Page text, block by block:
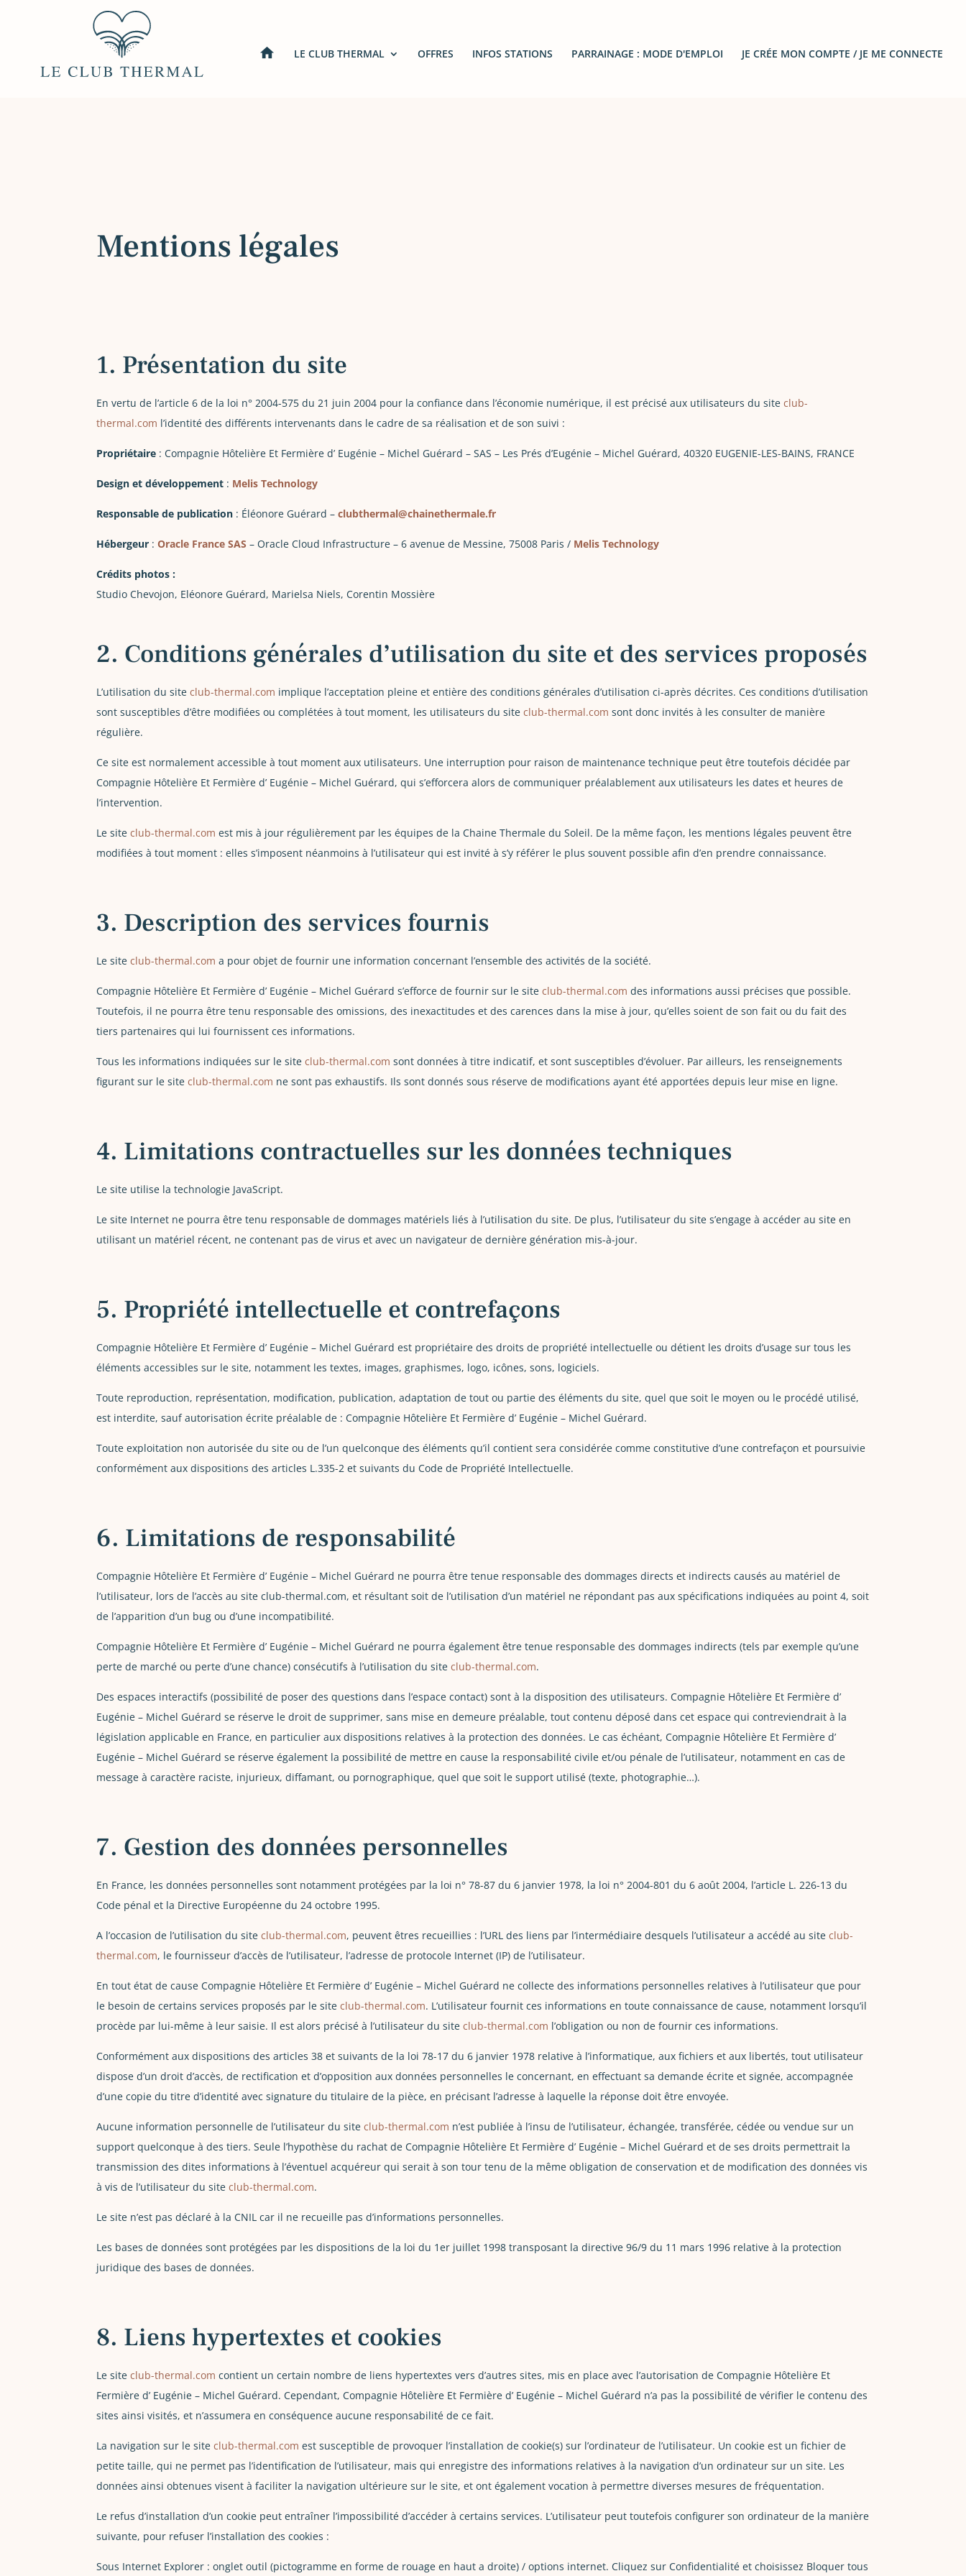
home LE CLUB THERMAL OFFRES INFOS STATIONS PARRAINAGE : MODE D'EMPLOI JE CRÉE MON COMPTE / JE ME CONNECTE
Mentions légales
1. Présentation du site
En vertu de l’article 6 de la loi n° 2004-575 du 21 juin 2004 pour la confiance dans l’économie numérique, il est précisé aux utilisateurs du site club-
thermal.com l’identité des différents intervenants dans le cadre de sa réalisation et de son suivi :
Propriétaire : Compagnie Hôtelière Et Fermière d’ Eugénie – Michel Guérard – SAS – Les Prés d’Eugénie – Michel Guérard, 40320 EUGENIE-LES-BAINS, FRANCE
Design et développement : Melis Technology
Responsable de publication : Éléonore Guérard –clubthermal@chainethermale.fr
Hébergeur : Oracle France SAS – Oracle Cloud Infrastructure – 6 avenue de Messine, 75008 Paris / Melis Technology
Crédits photos :
Studio Chevojon, Eléonore Guérard, Marielsa Niels, Corentin Mossière
2. Conditions générales d’utilisation du site et des services proposés
L’utilisation du siteclub-thermal.com implique l’acceptation pleine et entière des conditions générales d’utilisation ci-après décrites. Ces conditions d’utilisation
sont susceptibles d’être modifiées ou complétées à tout moment, les utilisateurs du siteclub-thermal.com sont donc invités à les consulter de manière
régulière.
Ce site est normalement accessible à tout moment aux utilisateurs. Une interruption pour raison de maintenance technique peut être toutefois décidée par
Compagnie Hôtelière Et Fermière d’ Eugénie – Michel Guérard, qui s’efforcera alors de communiquer préalablement aux utilisateurs les dates et heures de
l’intervention.
Le siteclub-thermal.com est mis à jour régulièrement par les équipes de la Chaine Thermale du Soleil. De la même façon, les mentions légales peuvent être
modifiées à tout moment : elles s’imposent néanmoins à l’utilisateur qui est invité à s’y référer le plus souvent possible afin d’en prendre connaissance.
3. Description des services fournis
Le siteclub-thermal.com a pour objet de fournir une information concernant l’ensemble des activités de la société.
Compagnie Hôtelière Et Fermière d’ Eugénie – Michel Guérard s’efforce de fournir sur le site club-thermal.com des informations aussi précises que possible.
Toutefois, il ne pourra être tenu responsable des omissions, des inexactitudes et des carences dans la mise à jour, qu’elles soient de son fait ou du fait des
tiers partenaires qui lui fournissent ces informations.
Tous les informations indiquées sur le siteclub-thermal.com sont données à titre indicatif, et sont susceptibles d’évoluer. Par ailleurs, les renseignements
figurant sur le siteclub-thermal.com ne sont pas exhaustifs. Ils sont donnés sous réserve de modifications ayant été apportées depuis leur mise en ligne.
4. Limitations contractuelles sur les données techniques
Le site utilise la technologie JavaScript.
Le site Internet ne pourra être tenu responsable de dommages matériels liés à l’utilisation du site. De plus, l’utilisateur du site s’engage à accéder au site en
utilisant un matériel récent, ne contenant pas de virus et avec un navigateur de dernière génération mis-à-jour.
5. Propriété intellectuelle et contrefaçons
Compagnie Hôtelière Et Fermière d’ Eugénie – Michel Guérard est propriétaire des droits de propriété intellectuelle ou détient les droits d’usage sur tous les
éléments accessibles sur le site, notamment les textes, images, graphismes, logo, icônes, sons, logiciels.
Toute reproduction, représentation, modification, publication, adaptation de tout ou partie des éléments du site, quel que soit le moyen ou le procédé utilisé,
est interdite, sauf autorisation écrite préalable de : Compagnie Hôtelière Et Fermière d’ Eugénie – Michel Guérard.
Toute exploitation non autorisée du site ou de l’un quelconque des éléments qu’il contient sera considérée comme constitutive d’une contrefaçon et poursuivie
conformément aux dispositions des articles L.335-2 et suivants du Code de Propriété Intellectuelle.
6. Limitations de responsabilité
Compagnie Hôtelière Et Fermière d’ Eugénie – Michel Guérard ne pourra être tenue responsable des dommages directs et indirects causés au matériel de
l’utilisateur, lors de l’accès au site club-thermal.com, et résultant soit de l’utilisation d’un matériel ne répondant pas aux spécifications indiquées au point 4, soit
de l’apparition d’un bug ou d’une incompatibilité.
Compagnie Hôtelière Et Fermière d’ Eugénie – Michel Guérard ne pourra également être tenue responsable des dommages indirects (tels par exemple qu’une
perte de marché ou perte d’une chance) consécutifs à l’utilisation du siteclub-thermal.com.
Des espaces interactifs (possibilité de poser des questions dans l’espace contact) sont à la disposition des utilisateurs. Compagnie Hôtelière Et Fermière d’
Eugénie – Michel Guérard se réserve le droit de supprimer, sans mise en demeure préalable, tout contenu déposé dans cet espace qui contreviendrait à la
législation applicable en France, en particulier aux dispositions relatives à la protection des données. Le cas échéant, Compagnie Hôtelière Et Fermière d’
Eugénie – Michel Guérard se réserve également la possibilité de mettre en cause la responsabilité civile et/ou pénale de l’utilisateur, notamment en cas de
message à caractère raciste, injurieux, diffamant, ou pornographique, quel que soit le support utilisé (texte, photographie…).
7. Gestion des données personnelles
En France, les données personnelles sont notamment protégées par la loi n° 78-87 du 6 janvier 1978, la loi n° 2004-801 du 6 août 2004, l’article L. 226-13 du
Code pénal et la Directive Européenne du 24 octobre 1995.
A l’occasion de l’utilisation du siteclub-thermal.com, peuvent êtres recueillies : l’URL des liens par l’intermédiaire desquels l’utilisateur a accédé au siteclub-
thermal.com, le fournisseur d’accès de l’utilisateur, l’adresse de protocole Internet (IP) de l’utilisateur.
En tout état de cause Compagnie Hôtelière Et Fermière d’ Eugénie – Michel Guérard ne collecte des informations personnelles relatives à l’utilisateur que pour
le besoin de certains services proposés par le siteclub-thermal.com. L’utilisateur fournit ces informations en toute connaissance de cause, notamment lorsqu’il
procède par lui-même à leur saisie. Il est alors précisé à l’utilisateur du siteclub-thermal.com l’obligation ou non de fournir ces informations.
Conformément aux dispositions des articles 38 et suivants de la loi 78-17 du 6 janvier 1978 relative à l’informatique, aux fichiers et aux libertés, tout utilisateur
dispose d’un droit d’accès, de rectification et d’opposition aux données personnelles le concernant, en effectuant sa demande écrite et signée, accompagnée
d’une copie du titre d’identité avec signature du titulaire de la pièce, en précisant l’adresse à laquelle la réponse doit être envoyée.
Aucune information personnelle de l’utilisateur du siteclub-thermal.com n’est publiée à l’insu de l’utilisateur, échangée, transférée, cédée ou vendue sur un
support quelconque à des tiers. Seule l’hypothèse du rachat de Compagnie Hôtelière Et Fermière d’ Eugénie – Michel Guérard et de ses droits permettrait la
transmission des dites informations à l’éventuel acquéreur qui serait à son tour tenu de la même obligation de conservation et de modification des données vis
à vis de l’utilisateur du siteclub-thermal.com.
Le site n’est pas déclaré à la CNIL car il ne recueille pas d’informations personnelles.
Les bases de données sont protégées par les dispositions de la loi du 1er juillet 1998 transposant la directive 96/9 du 11 mars 1996 relative à la protection
juridique des bases de données.
8. Liens hypertextes et cookies
Le siteclub-thermal.com contient un certain nombre de liens hypertextes vers d’autres sites, mis en place avec l’autorisation de Compagnie Hôtelière Et
Fermière d’ Eugénie – Michel Guérard. Cependant, Compagnie Hôtelière Et Fermière d’ Eugénie – Michel Guérard n’a pas la possibilité de vérifier le contenu des
sites ainsi visités, et n’assumera en conséquence aucune responsabilité de ce fait.
La navigation sur le siteclub-thermal.com est susceptible de provoquer l’installation de cookie(s) sur l’ordinateur de l’utilisateur. Un cookie est un fichier de
petite taille, qui ne permet pas l’identification de l’utilisateur, mais qui enregistre des informations relatives à la navigation d’un ordinateur sur un site. Les
données ainsi obtenues visent à faciliter la navigation ultérieure sur le site, et ont également vocation à permettre diverses mesures de fréquentation.
Le refus d’installation d’un cookie peut entraîner l’impossibilité d’accéder à certains services. L’utilisateur peut toutefois configurer son ordinateur de la manière
suivante, pour refuser l’installation des cookies :
Sous Internet Explorer : onglet outil (pictogramme en forme de rouage en haut a droite) / options internet. Cliquez sur Confidentialité et choisissez Bloquer tous